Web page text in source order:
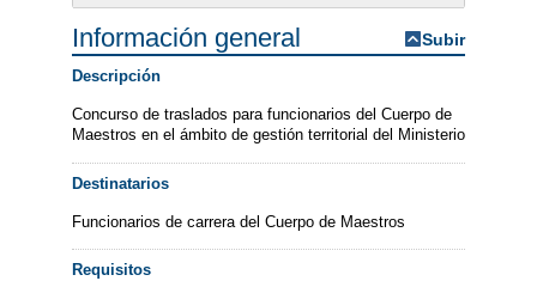
Información general Subir
Descripción
Concurso de traslados para funcionarios del Cuerpo de
Maestros en el ámbito de gestión territorial del Ministerio
Destinatarios
Funcionarios de carrera del Cuerpo de Maestros
Requisitos